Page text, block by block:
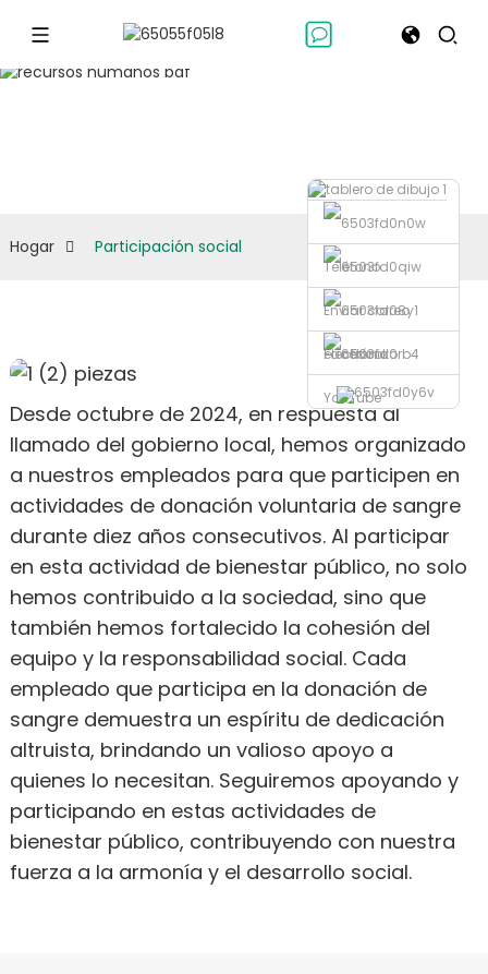
Teléfono
Enviar correo
electrónico
Facebook
YouTube
Hogar Participación social
Desde octubre de 2024, en respuesta al
llamado del gobierno local, hemos organizado
a nuestros empleados para que participen en
actividades de donación voluntaria de sangre
durante diez años consecutivos. Al participar
en esta actividad de bienestar público, no solo
hemos contribuido a la sociedad, sino que
también hemos fortalecido la cohesión del
equipo y la responsabilidad social. Cada
empleado que participa en la donación de
sangre demuestra un espíritu de dedicación
altruista, brindando un valioso apoyo a
quienes lo necesitan. Seguiremos apoyando y
participando en estas actividades de
bienestar público, contribuyendo con nuestra
fuerza a la armonía y el desarrollo social.